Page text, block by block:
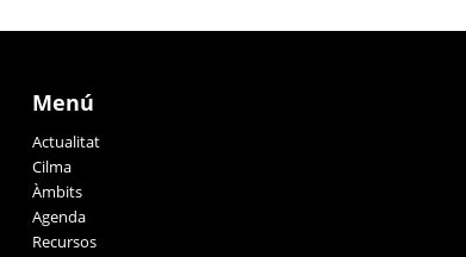
Menú
Actualitat
Cilma
Àmbits
Agenda
Recursos